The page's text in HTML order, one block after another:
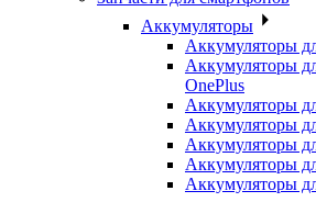
Аккумуляторы
Аккумуляторы
Аккумуляторы
OnePlus
Аккумуляторы
Аккумуляторы
Аккумуляторы
Аккумуляторы
Аккумуляторы